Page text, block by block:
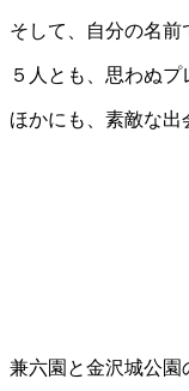
そして、自分の名前
５人とも、思わぬプ
ほかにも、素敵な出
兼六園と金沢城公園